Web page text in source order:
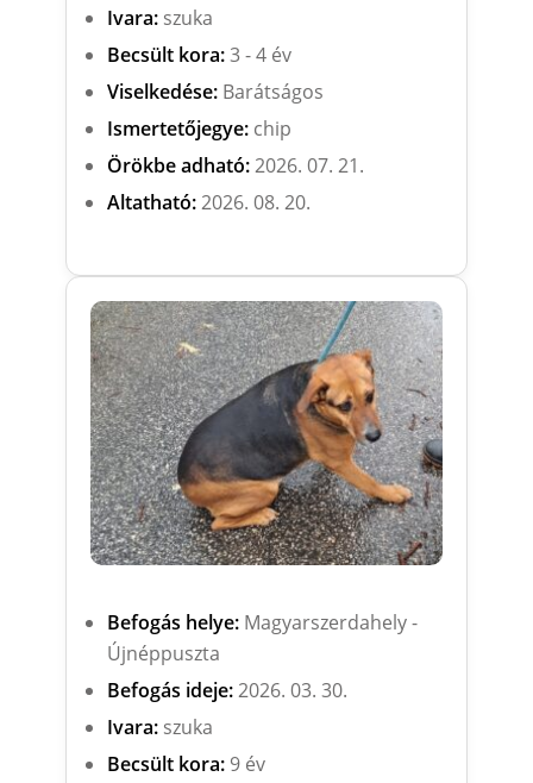
Ivara:szuka
Becsült kora:3 - 4 év
Viselkedése:Barátságos
Ismertetőjegye:chip
Örökbe adható:2026. 07. 21.
Altatható:2026. 08. 20.
Befogás helye:Magyarszerdahely -
Újnéppuszta
Befogás ideje:2026. 03. 30.
Ivara:szuka
Becsült kora:9 év